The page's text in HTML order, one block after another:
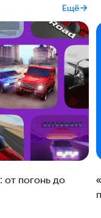
Ещё
от погонь до